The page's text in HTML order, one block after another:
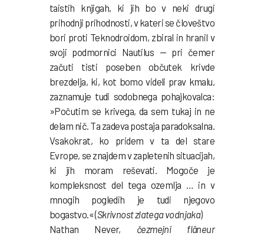
taistih knjigah, ki jih bo v neki drugi
prihodnji prihodnosti, v kateri se človeštvo
bori proti Teknodroidom, zbiral in hranil v
svoji podmornici Nautilus — pri čemer
začuti tisti poseben občutek krivde
brezdelja, ki, kot bomo videli prav kmalu,
zaznamuje tudi sodobnega pohajkovalca:
»Počutim se krivega, da sem tukaj in ne
delam nič. Ta zadeva postaja paradoksalna.
Vsakokrat, ko pridem v ta del stare
Evrope, se znajdem v zapletenih situacijah,
ki jih moram reševati. Mogoče je
kompleksnost del tega ozemlja … in v
mnogih pogledih je tudi njegovo
bogastvo.« (Skrivnost zlatega vodnjaka)
Nathan Never, čezmejni flâneur